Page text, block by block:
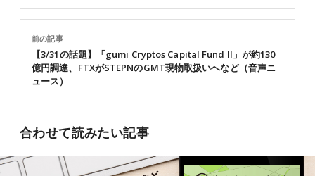
前の記事
【3/31の話題】「gumi Cryptos Capital Fund II」が約130
億円調達、FTXがSTEPNのGMT現物取扱いへなど（音声ニ
ュース）
合わせて読みたい記事